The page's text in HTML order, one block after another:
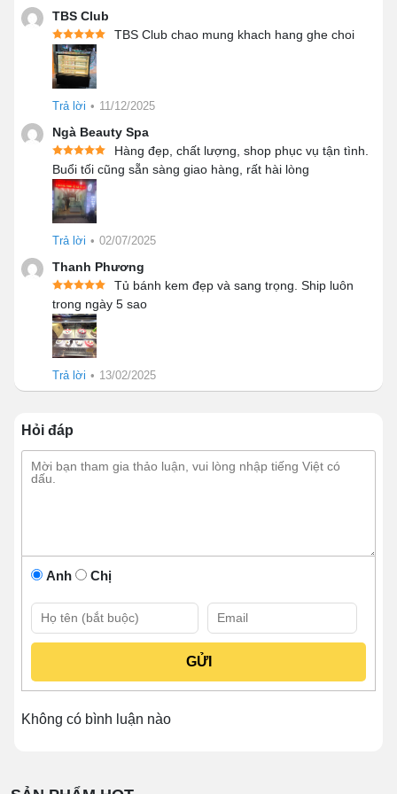
Đặc điểm nổi bật của tủ bánh kem
1m2 kính vuông 3 tầng thanh chắn
Thiết kế tủnhỏ gọn với các thành cạnh vuông
góc, tạo sự tối ưu không gian khi lắp đặt.
TBS Club
TBS Club chao mung khach hang ghe choi
Trả lời • 11/12/2025
Ngà Beauty Spa
Hàng đẹp, chất lượng, shop phục vụ tận tình.
Buổi tối cũng sẵn sàng giao hàng, rất hài lòng
Trả lời • 02/07/2025
Thanh Phương
Tủ bánh kem đẹp và sang trọng. Ship luôn
trong ngày 5 sao
Trả lời • 13/02/2025
Hỏi đáp
Anh Chị
Không có bình luận nào